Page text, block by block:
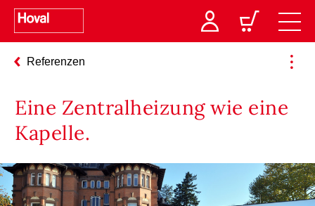
Referenzen
Eine Zentralheizung wie eine
Kapelle.